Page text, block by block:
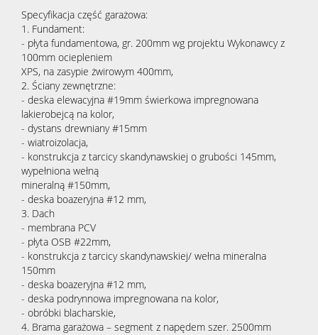
Specyfikacja część garażowa:
1. Fundament:
- płyta fundamentowa, gr. 200mm wg projektu Wykonawcy z
100mm ociepleniem
XPS, na zasypie żwirowym 400mm,
2. Ściany zewnętrzne:
- deska elewacyjna #19mm świerkowa impregnowana
lakierobejcą na kolor,
- dystans drewniany #15mm
- wiatroizolacja,
- konstrukcja z tarcicy skandynawskiej o grubości 145mm,
wypełniona wełną
mineralną #150mm,
- deska boazeryjna #12 mm,
3. Dach
- membrana PCV
- płyta OSB #22mm,
- konstrukcja z tarcicy skandynawskiej/ wełna mineralna
150mm
- deska boazeryjna #12 mm,
- deska podrynnowa impregnowana na kolor,
- obróbki blacharskie,
4. Brama garażowa – segment z napędem szer. 2500mm